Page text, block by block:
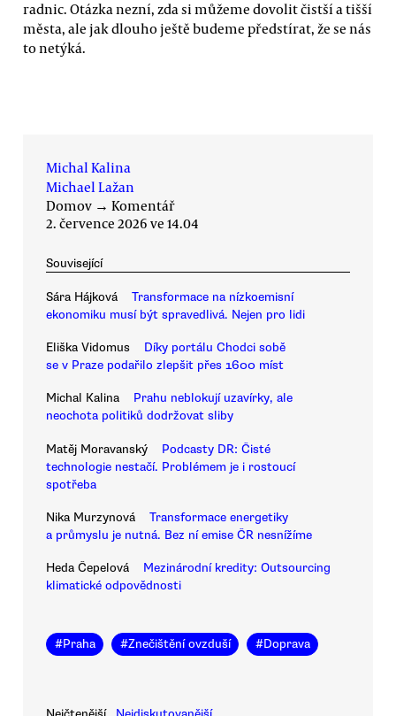
radnic. Otázka nezní, zda si můžeme dovolit čistší a tišší
města, ale jak dlouho ještě budeme předstírat, že se nás
to netýká.
Michal Kalina
Michael Lažan
Domov → Komentář
2. července 2026 ve 14.04
Související
Sára Hájková
Transformace na nízkoemisní
ekonomiku musí být spravedlivá. Nejen pro lidi
Eliška Vidomus
Díky portálu Chodci sobě
se v Praze podařilo zlepšit přes 1600 míst
Michal Kalina
Prahu neblokují uzavírky, ale
neochota politiků dodržovat sliby
Matěj Moravanský
Podcasty DR: Čisté
technologie nestačí. Problémem je i rostoucí
spotřeba
Nika Murzynová
Transformace energetiky
a průmyslu je nutná. Bez ní emise ČR nesnížíme
Heda Čepelová
Mezinárodní kredity: Outsourcing
klimatické odpovědnosti
#Praha #Znečištění ovzduší #Doprava